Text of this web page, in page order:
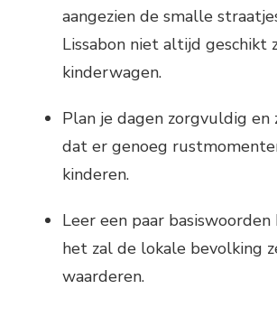
aangezien de smalle
Lissabon niet altijd geschikt
kinderwagen.
Plan je dagen zorgvuldig en
dat er genoeg
kinderen.
Leer een paar
het zal de lokale bevolking
waarderen.